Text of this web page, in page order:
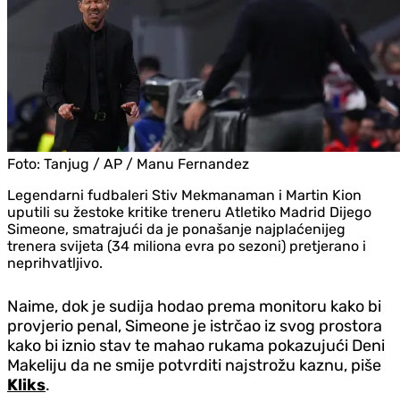
Foto: Tanjug / AP / Manu Fernandez
Legendarni fudbaleri Stiv Mekmanaman i Martin Kion
uputili su žestoke kritike treneru Atletiko Madrid Dijego
Simeone, smatrajući da je ponašanje najplaćenijeg
trenera svijeta (34 miliona evra po sezoni) pretjerano i
neprihvatljivo.
Naime, dok je sudija hodao prema monitoru kako bi
provjerio penal, Simeone je istrčao iz svog prostora
kako bi iznio stav te mahao rukama pokazujući Deni
Makeliju da ne smije potvrditi najstrožu kaznu, piše
Kliks.